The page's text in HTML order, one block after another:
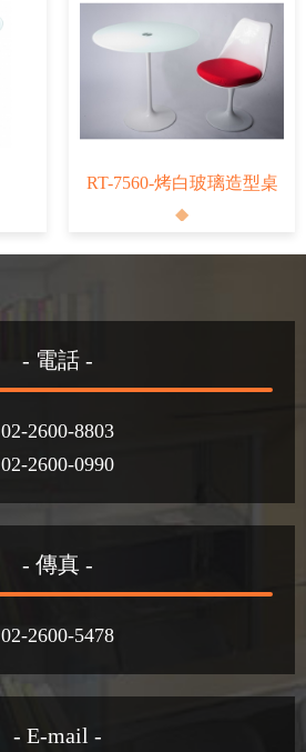
RT-7560-烤白玻璃造型桌
- 電話 -
02-2600-8803
02-2600-0990
- 傳真 -
02-2600-5478
- E-mail -